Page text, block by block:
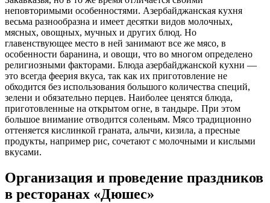
неповторимыми особенностями. Азербайджанская кухня
весьма разнообразна и имеет десятки видов молочных,
мясных, овощных, мучных и других блюд. Но
главенствующее место в ней занимают все же мясо, в
особенности баранина, и овощи, что во многом определено
религиозными факторами. Блюда азербайджанской кухни —
это всегда феерия вкуса, так как их приготовление не
обходится без использования большого количества специй,
зелени и обязательно перцев. Наиболее ценятся блюда,
приготовленные на открытом огне, в тандыре. При этом
большое внимание отводится соленьям. Мясо традиционно
оттеняется кислинкой граната, алычи, кизила, а пресные
продукты, например рис, сочетают с молочными и кислыми
вкусами.
Организация и проведение праздников
в ресторанах «Дюшес»